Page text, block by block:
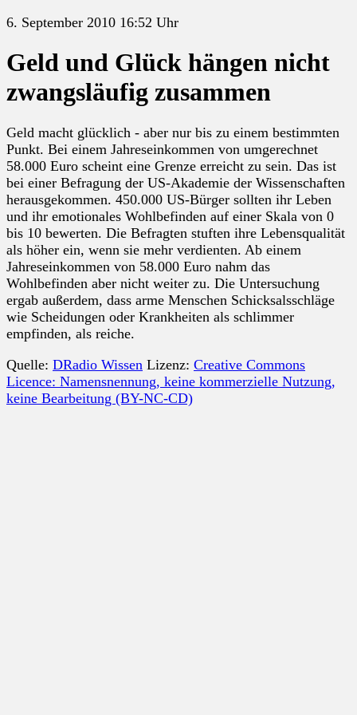
6. September 2010 16:52 Uhr
Geld und Glück hängen nicht
zwangsläufig zusammen
Geld macht glücklich - aber nur bis zu einem bestimmten
Punkt. Bei einem Jahreseinkommen von umgerechnet
58.000 Euro scheint eine Grenze erreicht zu sein. Das ist
bei einer Befragung der US-Akademie der Wissenschaften
herausgekommen. 450.000 US-Bürger sollten ihr Leben
und ihr emotionales Wohlbefinden auf einer Skala von 0
bis 10 bewerten. Die Befragten stuften ihre Lebensqualität
als höher ein, wenn sie mehr verdienten. Ab einem
Jahreseinkommen von 58.000 Euro nahm das
Wohlbefinden aber nicht weiter zu. Die Untersuchung
ergab außerdem, dass arme Menschen Schicksalsschläge
wie Scheidungen oder Krankheiten als schlimmer
empfinden, als reiche.
Quelle: DRadio Wissen Lizenz: Creative Commons
Licence: Namensnennung, keine kommerzielle Nutzung,
keine Bearbeitung (BY-NC-CD)